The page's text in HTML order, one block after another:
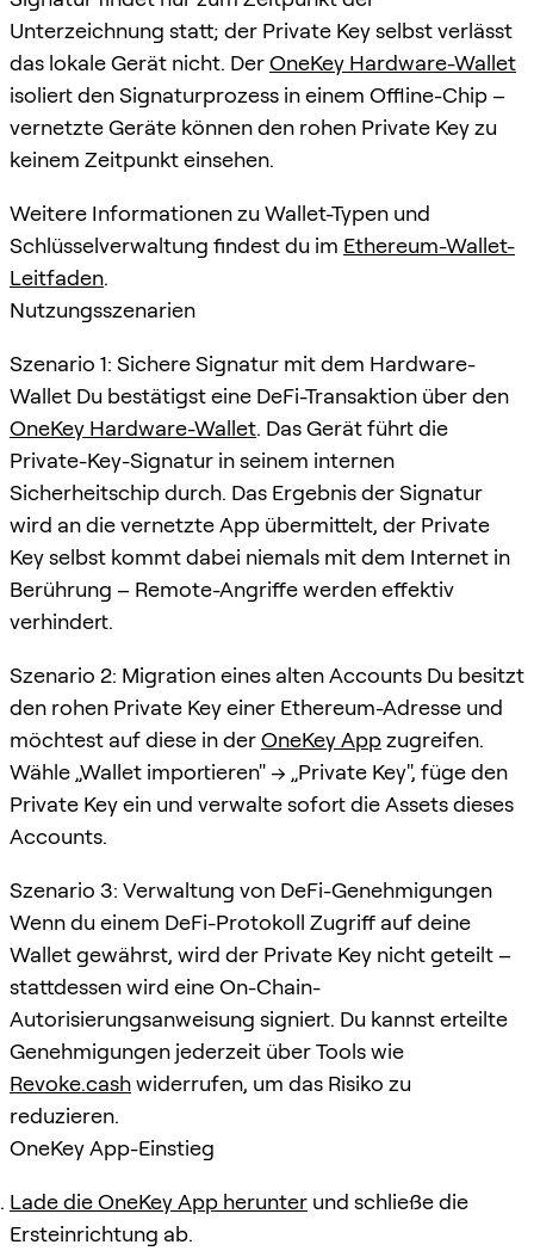
Unterzeichnung statt; der Private Key selbst verlässt
das lokale Gerät nicht. DerOneKey Hardware-Wallet
isoliert den Signaturprozess in einem Offline-Chip –
vernetzte Geräte können den rohen Private Key zu
keinem Zeitpunkt einsehen.
Weitere Informationen zu Wallet-Typen und
Schlüsselverwaltung findest du im Ethereum-Wallet-
Leitfaden.
Nutzungsszenarien
Szenario 1: Sichere Signatur mit dem Hardware-
Wallet Du bestätigst eine DeFi-Transaktion über den
OneKey Hardware-Wallet. Das Gerät führt die
Private-Key-Signatur in seinem internen
Sicherheitschip durch. Das Ergebnis der Signatur
wird an die vernetzte App übermittelt, der Private
Key selbst kommt dabei niemals mit dem Internet in
Berührung – Remote-Angriffe werden effektiv
verhindert.
Szenario 2: Migration eines alten Accounts Du besitzt
den rohen Private Key einer Ethereum-Adresse und
möchtest auf diese in derOneKey Appzugreifen.
Wähle „Wallet importieren" → „Private Key", füge den
Private Key ein und verwalte sofort die Assets dieses
Accounts.
Szenario 3: Verwaltung von DeFi-Genehmigungen
Wenn du einem DeFi-Protokoll Zugriff auf deine
Wallet gewährst, wird der Private Key nicht geteilt –
stattdessen wird eine On-Chain-
Autorisierungsanweisung signiert. Du kannst erteilte
Genehmigungen jederzeit über Tools wie
Revoke.cashwiderrufen, um das Risiko zu
reduzieren.
OneKey App-Einstieg
Lade die OneKey App herunter und schließe die
Ersteinrichtung ab.